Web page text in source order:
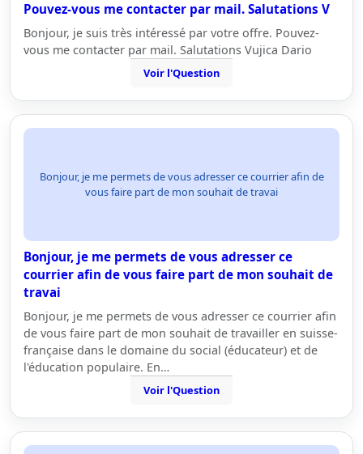
Pouvez-vous me contacter par mail. Salutations V
Bonjour, je suis très intéressé par votre offre. Pouvez-
vous me contacter par mail. Salutations Vujica Dario
Voir l'Question
Bonjour, je me permets de vous adresser ce courrier afin de
vous faire part de mon souhait de travai
Bonjour, je me permets de vous adresser ce
courrier afin de vous faire part de mon souhait de
travai
Bonjour, je me permets de vous adresser ce courrier afin
de vous faire part de mon souhait de travailler en suisse-
française dans le domaine du social (éducateur) et de
l'éducation populaire. En…
Voir l'Question